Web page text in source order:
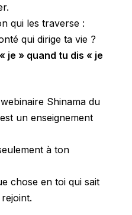
qui les traverse :
qui dirige ta vie ?
je » quand tu dis « je
Shinama du
un enseignement
à ton
chose en toi qui sait